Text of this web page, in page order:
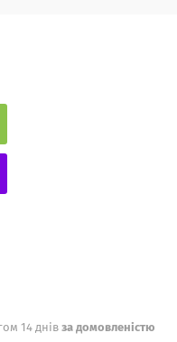
14 днів за домовленістю